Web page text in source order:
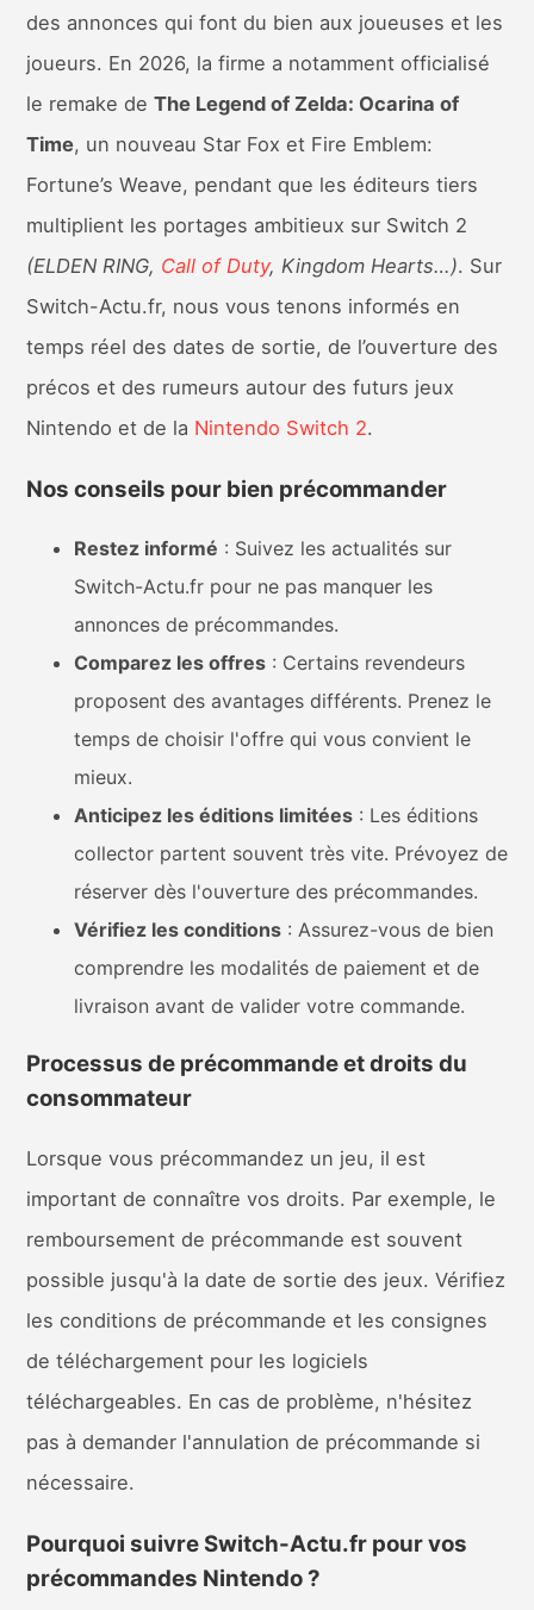
des annonces qui font du bien aux joueuses et les
joueurs. En 2026, la firme a notamment officialisé
le remake de The Legend of Zelda: Ocarina of
Time, un nouveau Star Fox et Fire Emblem:
Fortune’s Weave, pendant que les éditeurs tiers
multiplient les portages ambitieux sur Switch 2
(ELDEN RING, Call of Duty, Kingdom Hearts…). Sur
Switch-Actu.fr, nous vous tenons informés en
temps réel des dates de sortie, de l’ouverture des
précos et des rumeurs autour des futurs jeux
Nintendo et de la Nintendo Switch 2.
Nos conseils pour bien précommander
Restez informé : Suivez les actualités sur
Switch-Actu.fr pour ne pas manquer les
annonces de précommandes.
Comparez les offres: Certains revendeurs
proposent des avantages différents. Prenez le
temps de choisir l'offre qui vous convient le
mieux.
Anticipez les éditions limitées: Les éditions
collector partent souvent très vite. Prévoyez de
réserver dès l'ouverture des précommandes.
Vérifiez les conditions: Assurez-vous de bien
comprendre les modalités de paiement et de
livraison avant de valider votre commande.
Processus de précommande et droits du
consommateur
Lorsque vous précommandez un jeu, il est
important de connaître vos droits. Par exemple, le
remboursement de précommande est souvent
possible jusqu'à la date de sortie des jeux. Vérifiez
les conditions de précommande et les consignes
de téléchargement pour les logiciels
téléchargeables. En cas de problème, n'hésitez
pas à demander l'annulation de précommande si
nécessaire.
Pourquoi suivre Switch-Actu.fr pour vos
précommandes Nintendo ?